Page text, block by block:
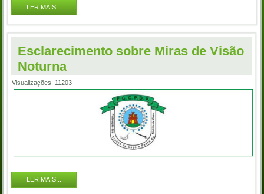
LER MAIS...
Esclarecimento sobre Miras de Visão
Noturna
Visualizações: 11203
LER MAIS...